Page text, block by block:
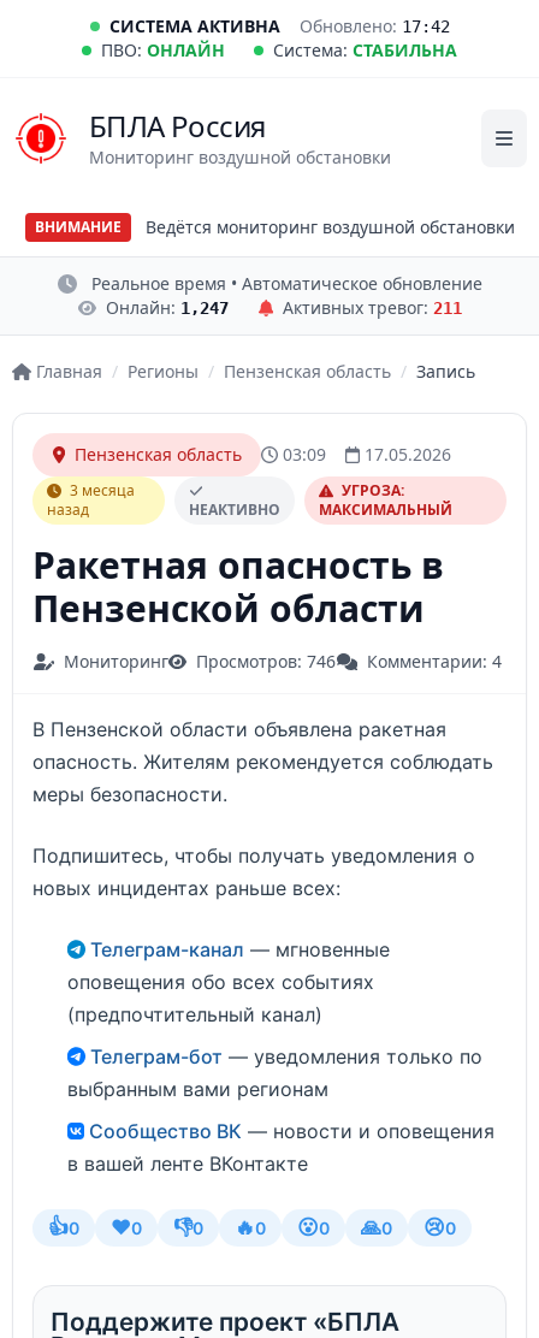
СИСТЕМА АКТИВНА Обновлено: 17:42
ПВО: ОНЛАЙН Система: СТАБИЛЬНА
БПЛА Россия
Мониторинг воздушной обстановки
ВНИМАНИЕ Ведётся мониторинг воздушной обстановки
Реальное время • Автоматическое обновление
Онлайн: 1,247 Активных тревог: 211
Главная / Регионы / Пензенская область / Запись
Пензенская область 03:09 17.05.2026
3 месяца
назад
НЕАКТИВНО
УГРОЗА:
МАКСИМАЛЬНЫЙ
Ракетная опасность в
Пензенской области
Мониторинг Просмотров: 746 Комментарии: 4
В Пензенской области объявлена ракетная
опасность. Жителям рекомендуется соблюдать
меры безопасности.
Подпишитесь, чтобы получать уведомления о
новых инцидентах раньше всех:
Телеграм-канал — мгновенные
оповещения обо всех событиях
(предпочтительный канал)
Телеграм-бот — уведомления только по
выбранным вами регионам
Сообщество ВК — новости и оповещения
в вашей ленте ВКонтакте
👍0 ❤️0 👎0 🔥0 😮0 🙏0 😢0
Поддержите проект «БПЛА